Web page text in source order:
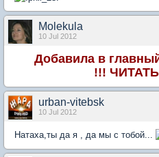
Molekula
10 Jul 2012
Добавила в
!!!
urban-vitebsk
10 Jul 2012
Натаха,ты да я , да мы с тобой...